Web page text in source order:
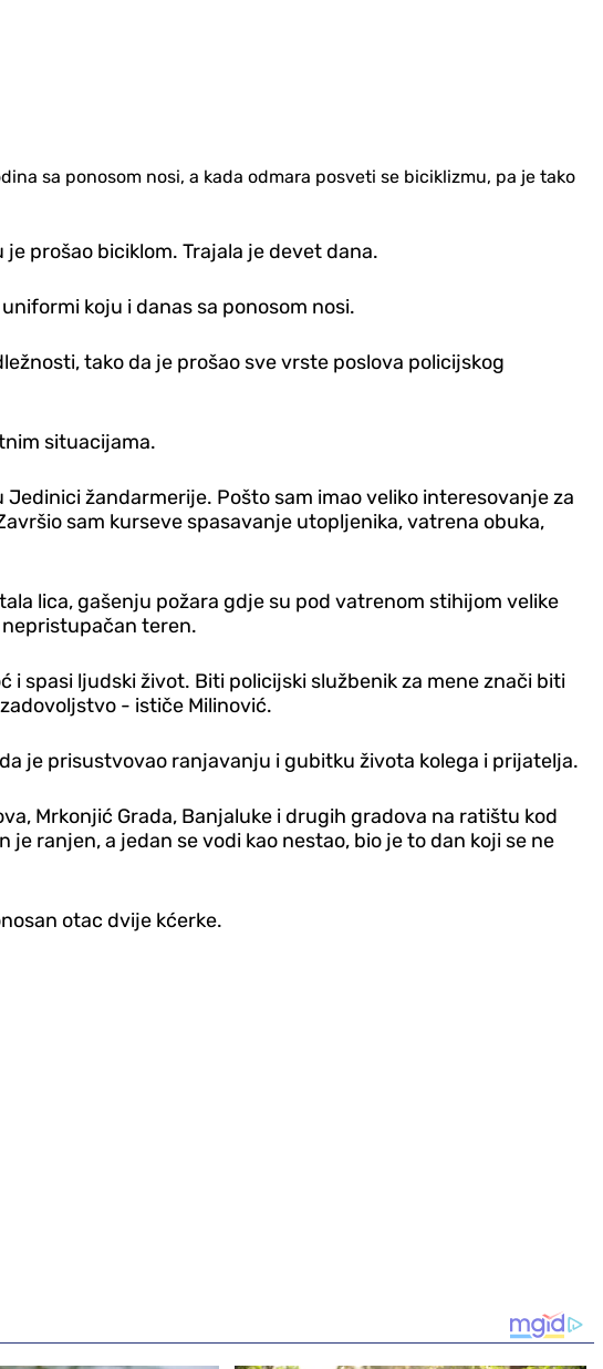
sa ponosom nosi, a kada odmara posveti se biciklizmu, pa je tako
prošao biciklom. Trajala je devet dana.
koju i danas sa ponosom nosi.
tako da je prošao sve vrste poslova policijskog
situacijama.
žandarmerije. Pošto sam imao veliko interesovanje za
sam kurseve spasavanje utopljenika, vatrena obuka,
lica, gašenju požara gdje su pod vatrenom stihijom velike
teren.
spasi ljudski život. Biti policijski službenik za mene znači biti
- ističe Milinović.
je prisustvovao ranjavanju i gubitku života kolega i prijatelja.
Mrkonjić Grada, Banjaluke i drugih gradova na ratištu kod
ranjen, a jedan se vodi kao nestao, bio je to dan koji se ne
otac dvije kćerke.